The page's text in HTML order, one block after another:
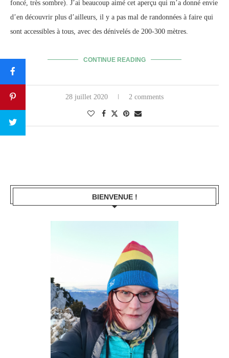
foncé, très sombre). J’ai beaucoup aimé cet aperçu qui m’a donné envie
d’en découvrir plus d’ailleurs, il y a pas mal de randonnées à faire qui
sont accessibles à tous, avec des dénivelés de 200-300 mètres.
CONTINUE READING
28 juillet 2020 2 comments
BIENVENUE !